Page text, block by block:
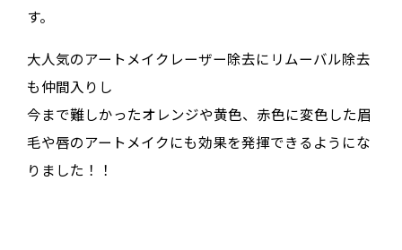
す。
大人気のアートメイクレーザー除去にリムーバル除去
も仲間入りし
今まで難しかったオレンジや黄色、赤色に変色した眉
毛や唇のアートメイクにも効果を発揮できるようにな
りました！！